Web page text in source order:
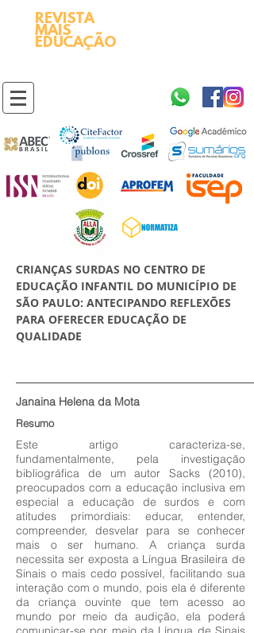
REVISTA
MAIS
EDUCAÇÃO
CRIANÇAS SURDAS NO CENTRO DE
EDUCAÇÃO INFANTIL DO MUNICÍPIO DE
SÃO PAULO: ANTECIPANDO REFLEXÕES
PARA OFERECER EDUCAÇÃO DE
QUALIDADE
Janaina Helena da Mota
Resumo
Este artigo caracteriza-se,
fundamentalmente, pela investigação
bibliográfica de um autor Sacks (2010),
preocupados com a educação inclusiva em
especial a educação de surdos e com
atitudes primordiais: educar, entender,
compreender, desvelar para se conhecer
mais o ser humano. A criança surda
necessita ser exposta a Língua Brasileira de
Sinais o mais cedo possível, facilitando sua
interação com o mundo, pois ela é diferente
da criança ouvinte que tem acesso ao
mundo por meio da audição, ela poderá